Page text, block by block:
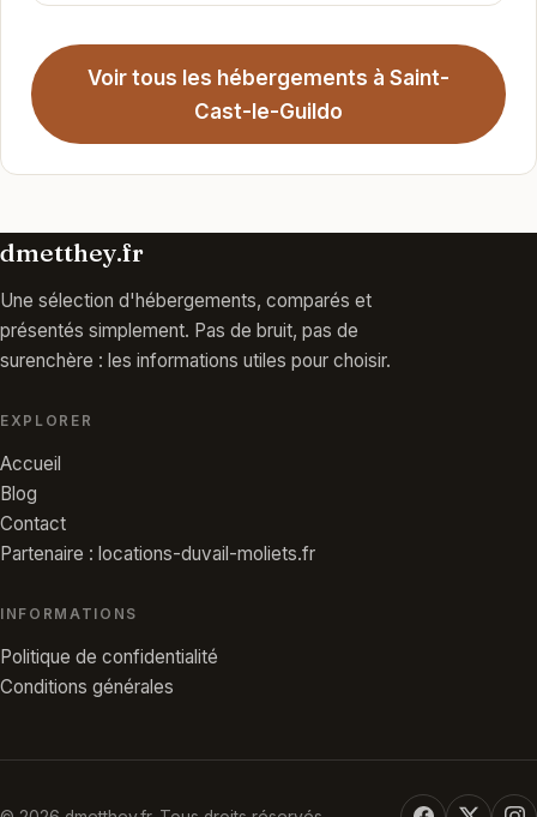
Voir tous les hébergements à Saint-
Cast-le-Guildo
dmetthey.fr
Une sélection d'hébergements, comparés et
présentés simplement. Pas de bruit, pas de
surenchère : les informations utiles pour choisir.
EXPLORER
Accueil
Blog
Contact
Partenaire : locations-duvail-moliets.fr
INFORMATIONS
Politique de confidentialité
Conditions générales